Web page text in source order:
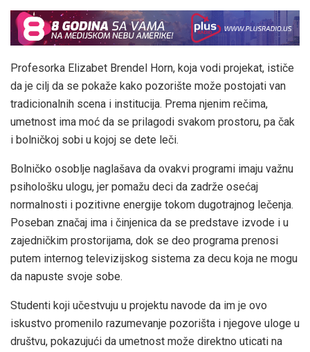
Profesorka Elizabet Brendel Horn, koja vodi projekat, ističe
da je cilj da se pokaže kako pozorište može postojati van
tradicionalnih scena i institucija. Prema njenim rečima,
umetnost ima moć da se prilagodi svakom prostoru, pa čak
i bolničkoj sobi u kojoj se dete leči.
Bolničko osoblje naglašava da ovakvi programi imaju važnu
psihološku ulogu, jer pomažu deci da zadrže osećaj
normalnosti i pozitivne energije tokom dugotrajnog lečenja.
Poseban značaj ima i činjenica da se predstave izvode i u
zajedničkim prostorijama, dok se deo programa prenosi
putem internog televizijskog sistema za decu koja ne mogu
da napuste svoje sobe.
Studenti koji učestvuju u projektu navode da im je ovo
iskustvo promenilo razumevanje pozorišta i njegove uloge u
društvu, pokazujući da umetnost može direktno uticati na